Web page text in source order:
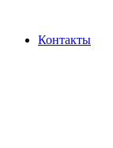
Контакты